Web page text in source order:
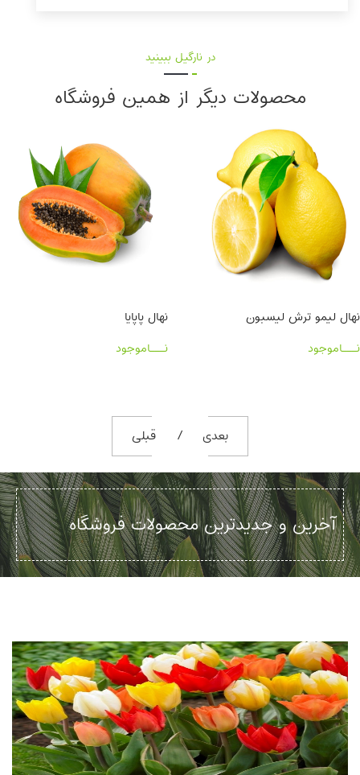
در نارگیل ببینید
محصولات دیگر از همین فروشگاه
نهال پاپایا
نـــاموجود
نهال لیمو ترش لیسبون
نـــاموجود
قبلی بعدی
آخرین و جدیدترین محصولات فروشگاه